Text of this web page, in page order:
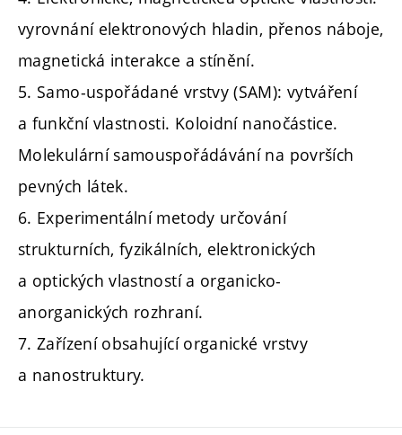
vyrovnání elektronových hladin, přenos náboje,
magnetická interakce a stínění.
5. Samo-uspořádané vrstvy (SAM): vytváření
a funkční vlastnosti. Koloidní nanočástice.
Molekulární samouspořádávání na površích
pevných látek.
6. Experimentální metody určování
strukturních, fyzikálních, elektronických
a optických vlastností a organicko-
anorganických rozhraní.
7. Zařízení obsahující organické vrstvy
a nanostruktury.